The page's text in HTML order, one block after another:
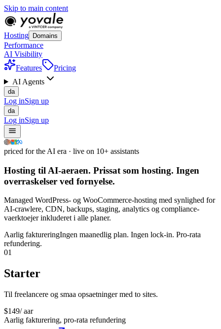
Skip to main content
Hosting Domains
Performance
AI Visibility
Features
Pricing
AI Agents
da
Log inSign up
da
Log inSign up
priced for the AI era · live on 10+ assistants
Hosting til AI-aeraen. Prissat som hosting. Ingen
overraskelser ved fornyelse.
Managed WordPress- og WooCommerce-hosting med synlighed for
AI-crawlere, CDN, backups, staging, analytics og compliance-
vaerktoejer inkluderet i alle planer.
Aarlig faktureringIngen maanedlig plan. Ingen lock-in. Pro-rata
refundering.
01
Starter
Til freelancere og smaa opsaetninger med to sites.
$149/ aar
Aarlig fakturering, pro-rata refundering